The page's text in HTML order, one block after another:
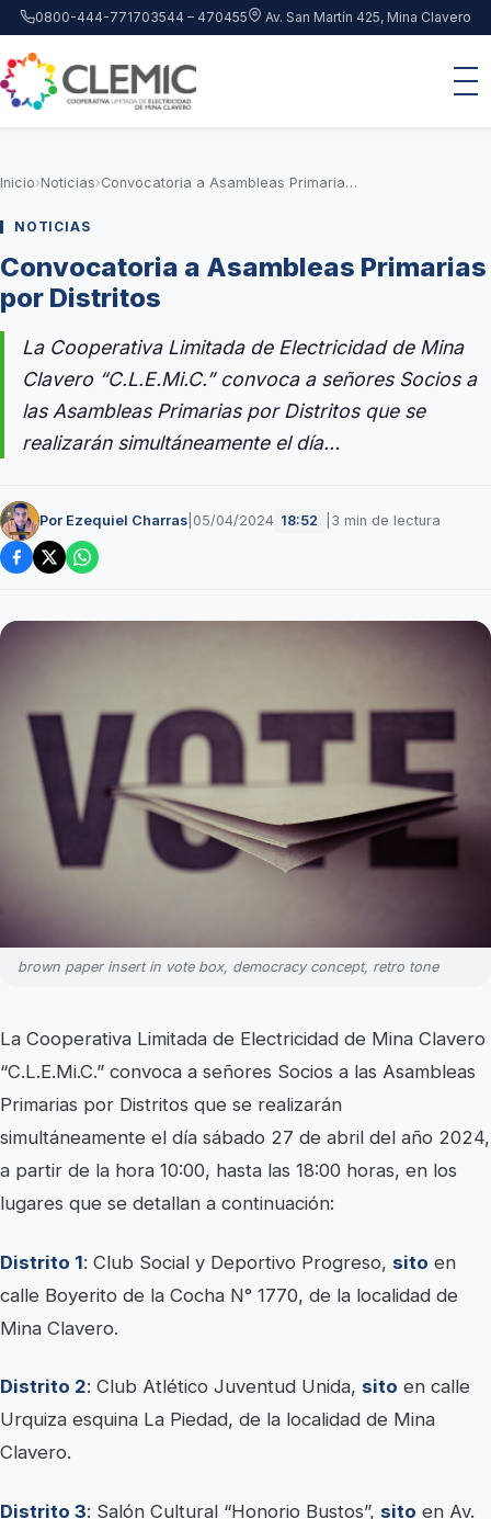
Saltar al contenido principal
0800-444-771703544 – 470455 Av. San Martín 425, Mina Clavero
Inicio›Noticias› Convocatoria a Asambleas Primarias por Distritos
NOTICIAS
Convocatoria a Asambleas Primarias
por Distritos
La Cooperativa Limitada de Electricidad de Mina
Clavero “C.L.E.Mi.C.” convoca a señores Socios a
las Asambleas Primarias por Distritos que se
realizarán simultáneamente el día…
Por Ezequiel Charras 05/04/2024 18:52 3 min de lectura
brown paper insert in vote box, democracy concept, retro tone
La Cooperativa Limitada de Electricidad de Mina Clavero
“C.L.E.Mi.C.” convoca a señores Socios a las Asambleas
Primarias por Distritos que se realizarán
simultáneamente el día sábado 27 de abril del año 2024,
a partir de la hora 10:00, hasta las 18:00 horas, en los
lugares que se detallan a continuación:
Distrito 1: Club Social y Deportivo Progreso, sito en
calle Boyerito de la Cocha N° 1770, de la localidad de
Mina Clavero.
Distrito 2: Club Atlético Juventud Unida, sito en calle
Urquiza esquina La Piedad, de la localidad de Mina
Clavero.
Distrito 3: Salón Cultural “Honorio Bustos”, sito en Av.